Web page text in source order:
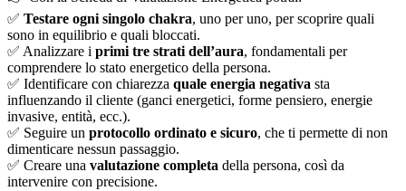
✅ Testare ogni singolo chakra, uno per uno, per scoprire quali
sono in equilibrio e quali bloccati.
✅ Analizzare i primi tre strati dell’aura, fondamentali per
comprendere lo stato energetico della persona.
✅ Identificare con chiarezza quale energia negativa sta
influenzando il cliente (ganci energetici, forme pensiero, energie
invasive, entità, ecc.).
✅ Seguire un protocollo ordinato e sicuro, che ti permette di non
dimenticare nessun passaggio.
✅ Creare una valutazione completa della persona, così da
intervenire con precisione.